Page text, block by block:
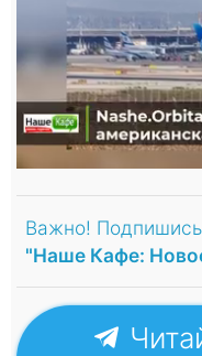
Важно!
"Наше Кафе: